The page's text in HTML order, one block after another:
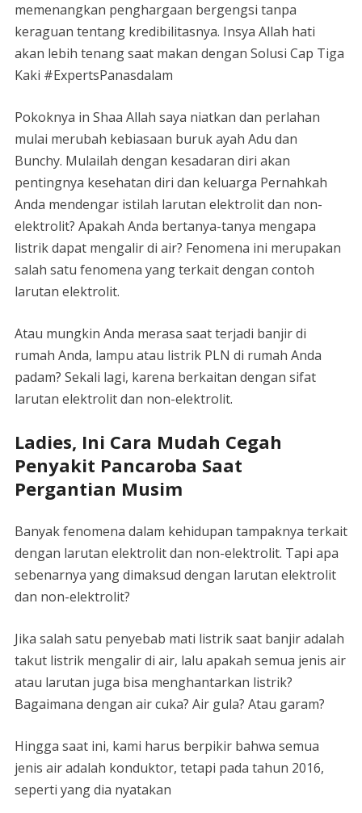
memenangkan penghargaan bergengsi tanpa
keraguan tentang kredibilitasnya. Insya Allah hati
akan lebih tenang saat makan dengan Solusi Cap Tiga
Kaki #ExpertsPanasdalam
Pokoknya in Shaa Allah saya niatkan dan perlahan
mulai merubah kebiasaan buruk ayah Adu dan
Bunchy. Mulailah dengan kesadaran diri akan
pentingnya kesehatan diri dan keluarga Pernahkah
Anda mendengar istilah larutan elektrolit dan non-
elektrolit? Apakah Anda bertanya-tanya mengapa
listrik dapat mengalir di air? Fenomena ini merupakan
salah satu fenomena yang terkait dengan contoh
larutan elektrolit.
Atau mungkin Anda merasa saat terjadi banjir di
rumah Anda, lampu atau listrik PLN di rumah Anda
padam? Sekali lagi, karena berkaitan dengan sifat
larutan elektrolit dan non-elektrolit.
Ladies, Ini Cara Mudah Cegah
Penyakit Pancaroba Saat
Pergantian Musim
Banyak fenomena dalam kehidupan tampaknya terkait
dengan larutan elektrolit dan non-elektrolit. Tapi apa
sebenarnya yang dimaksud dengan larutan elektrolit
dan non-elektrolit?
Jika salah satu penyebab mati listrik saat banjir adalah
takut listrik mengalir di air, lalu apakah semua jenis air
atau larutan juga bisa menghantarkan listrik?
Bagaimana dengan air cuka? Air gula? Atau garam?
Hingga saat ini, kami harus berpikir bahwa semua
jenis air adalah konduktor, tetapi pada tahun 2016,
seperti yang dia nyatakan